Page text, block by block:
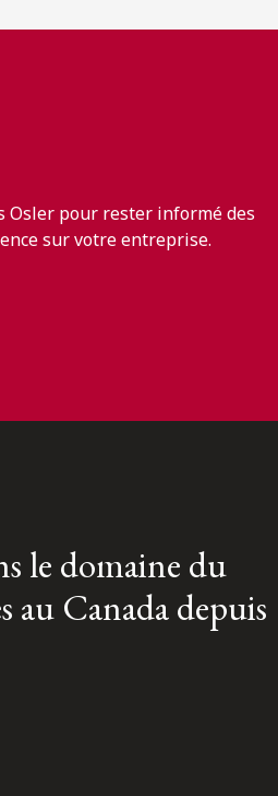
Osler pour rester informé des
sur votre entreprise.
le domaine du
au Canada depuis